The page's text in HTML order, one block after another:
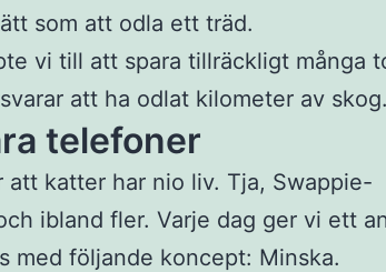
som att odla ett träd.
vi till att spara tillräckligt många
att ha odlat kilometer av
telefoner
att katter har nio liv. Tja, Swappie-
ibland fler. Varje dag ger vi ett
med följande koncept: Minska.